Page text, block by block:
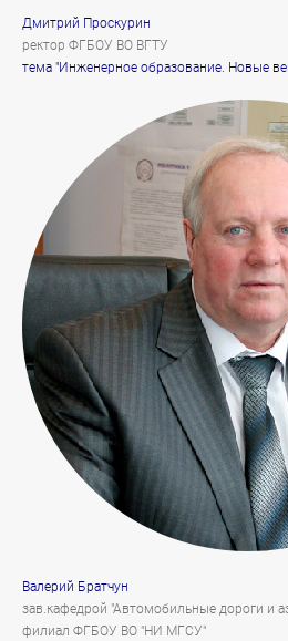
Дмитрий Проскурин
ректор ФГБОУ ВО ВГТУ
тема "Инженерное образование. Новые
Валерий Братчун
зав.кафедрой "Автомобильные дороги и
филиал ФГБОУ ВО "НИ МГСУ"